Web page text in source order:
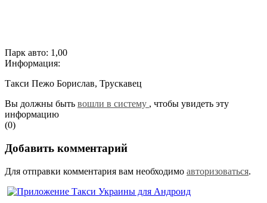
Парк авто: 1,00
Информация:
Такси Пежо Борислав, Трускавец
Вы должны быть вошли в систему , чтобы увидеть эту
информацию
(0)
Добавить комментарий
Для отправки комментария вам необходимо авторизоваться.